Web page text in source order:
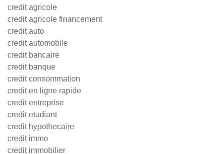
credit agricole
credit agricole financement
credit auto
credit automobile
credit bancaire
credit banque
credit consommation
credit en ligne rapide
credit entreprise
credit etudiant
credit hypothecaire
credit immo
credit immobilier